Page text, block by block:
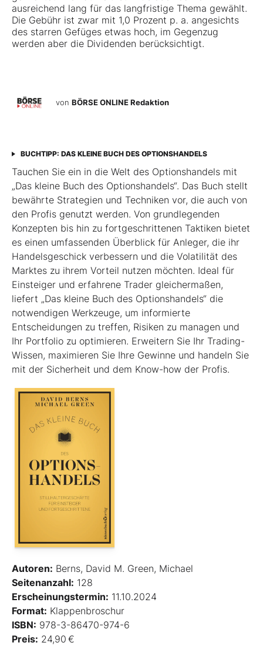
ausreichend lang für das langfristige Thema gewählt.
Die Gebühr ist zwar mit 1,0 Prozent p. a. angesichts
des starren Gefüges etwas hoch, im Gegenzug
werden aber die Dividenden berücksichtigt.
von BÖRSE ONLINE Redaktion
BUCHTIPP: DAS KLEINE BUCH DES OPTIONSHANDELS
Tauchen Sie ein in die Welt des Optionshandels mit
„Das kleine Buch des Optionshandels“. Das Buch stellt
bewährte Strategien und Techniken vor, die auch von
den Profis genutzt werden. Von grundlegenden
Konzepten bis hin zu fortgeschrittenen Taktiken bietet
es einen umfassenden Überblick für Anleger, die ihr
Handelsgeschick verbessern und die Volatilität des
Marktes zu ihrem Vorteil nutzen möchten. Ideal für
Einsteiger und erfahrene Trader gleichermaßen,
liefert „Das kleine Buch des Optionshandels“ die
notwendigen Werkzeuge, um informierte
Entscheidungen zu treffen, Risiken zu managen und
Ihr Portfolio zu optimieren. Erweitern Sie Ihr Trading-
Wissen, maximieren Sie Ihre Gewinne und handeln Sie
mit der Sicherheit und dem Know-how der Profis.
Autoren: Berns, David M. Green, Michael
Seitenanzahl: 128
Erscheinungstermin: 11.10.2024
Format: Klappenbroschur
ISBN: 978-3-86470-974-6
Preis: 24,90 €